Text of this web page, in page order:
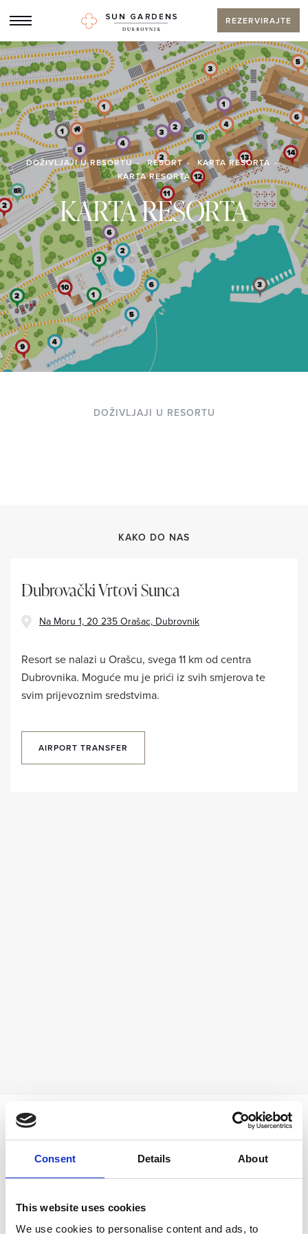
Consent Details About
This website uses cookies
We use cookies to personalise content and ads, to
REZERVIRAJTE
DOŽIVLJAJI U RESORTU RESORT
KARTA RESORTA
KARTA RESORTA
KARTA RESORTA
DOŽIVLJAJI U RESORTU
KAKO DO NAS
Dubrovački Vrtovi Sunca
Na Moru 1, 20 235 Orašac, Dubrovnik
Resort se nalazi u Orašcu, svega 11 km od centra
Dubrovnika. Moguće mu je prići iz svih smjerova te
svim prijevoznim sredstvima.
AIRPORT TRANSFER